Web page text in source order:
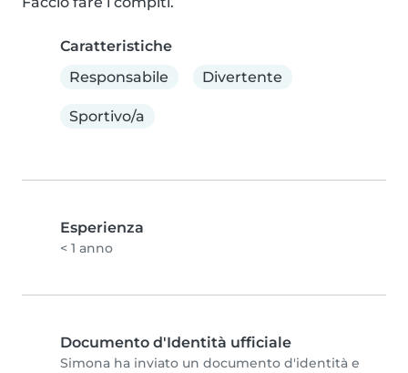
Caratteristiche
Responsabile
Divertente
Sportivo/a
Esperienza
< 1 anno
Documento d'Identità ufficiale
Simona ha inviato un documento d'identità e